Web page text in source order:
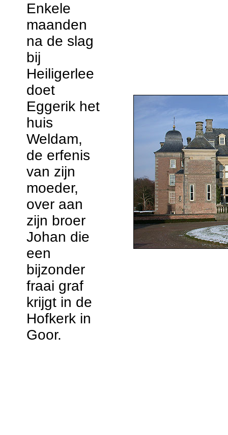
Enkele
maanden
na de slag
bij
Heiligerlee
doet
Eggerik het
huis
Weldam,
de erfenis
van zijn
moeder,
over aan
zijn broer
Johan die
een
bijzonder
fraai graf
krijgt in de
Hofkerk in
Goor.